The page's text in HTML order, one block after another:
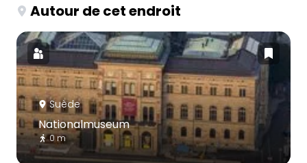
Autour de cet endroit
Suède
Nationalmuseum
0 m